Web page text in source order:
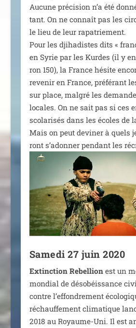
Aucune pré­ci­sion n’a été
tant. On ne connaît pas les
le lieu de leur rapa­trie­ment.
Pour les dji­ha­distes dits «
en Syrie par les Kurdes (il y
ron 150), la France hésite
reve­nir en France, pré­fé­rant
sur place, mal­gré les
locales. On ne sait pas si ces
sco­la­ri­sés dans les écoles de
Mais on peut devi­ner à quels
ront s’a­don­ner pen­dant les
Samedi 27 juin 2020
Extinction Rebellionest un
mon­dial de déso­béis­sance
contre l’effondrement
réchauf­fe­ment cli­ma­tique
2018 au Royaume-Uni. Il est